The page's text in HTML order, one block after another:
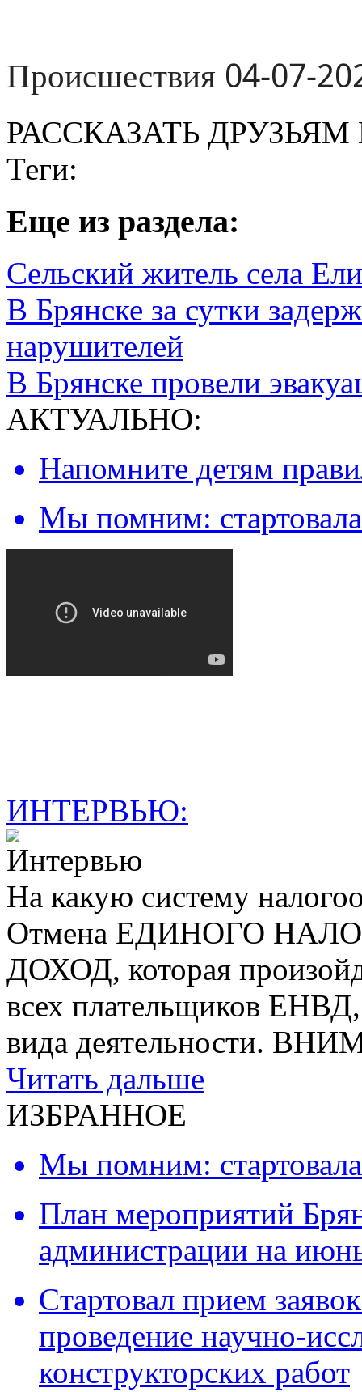
Происшествия 04-07-
РАССКАЗАТЬ ДРУЗЬЯМ
Теги:
Eще из раздела:
Сельский житель села
В Брянске за сутки
нарушителей
В Брянске провели
АКТУАЛЬНО:
Напомните детям
Мы помним:
ИНТЕРВЬЮ:
На какую систему
Отмена ЕДИНОГО
ДОХОД, которая
всех плательщиков
вида деятельности.
Читать дальше
ИЗБРАННОЕ
Мы помним:
План мероприятий
администрации на
Cтартовал прием
проведение научно-
конструкторских работ